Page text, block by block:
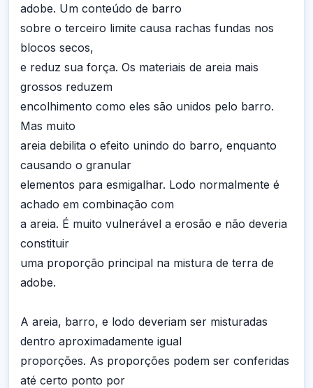
adobe. Um conteúdo de barro
sobre o terceiro limite causa rachas fundas nos
blocos secos,
e reduz sua força. Os materiais de areia mais
grossos reduzem
encolhimento como eles são unidos pelo barro.
Mas muito
areia debilita o efeito unindo do barro, enquanto
causando o granular
elementos para esmigalhar. Lodo normalmente é
achado em combinação com
a areia. É muito vulnerável a erosão e não deveria
constituir
uma proporção principal na mistura de terra de
adobe.
A areia, barro, e lodo deveriam ser misturadas
dentro aproximadamente igual
proporções. As proporções podem ser conferidas
até certo ponto por